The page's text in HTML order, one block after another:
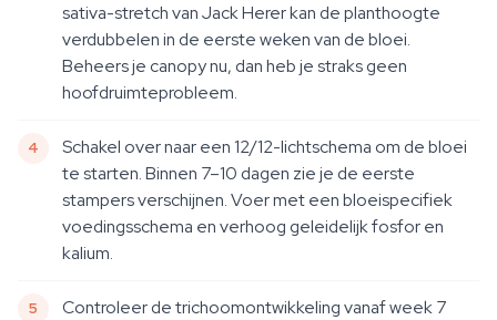
sativa-stretch van Jack Herer kan de planthoogte
verdubbelen in de eerste weken van de bloei.
Beheers je canopy nu, dan heb je straks geen
hoofdruimteprobleem.
Schakel over naar een 12/12-lichtschema om de bloei
te starten. Binnen 7–10 dagen zie je de eerste
stampers verschijnen. Voer met een bloeispecifiek
voedingsschema en verhoog geleidelijk fosfor en
kalium.
Controleer de trichoomontwikkeling vanaf week 7